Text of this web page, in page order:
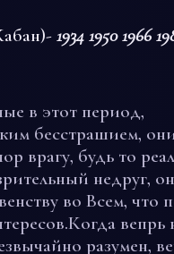
1934 1950 1966
в этот период,
бесстрашием,
врагу, будь то
недруг,
во Всем, что
вепрь
разумен,